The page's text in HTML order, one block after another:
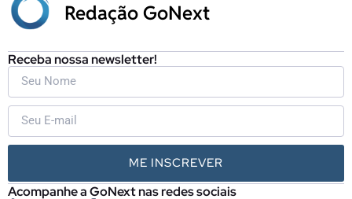
Redação GoNext
Receba nossa newsletter!
ME INSCREVER
Acompanhe a GoNext nas redes sociais